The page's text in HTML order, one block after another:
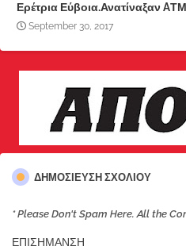
Ερέτρια Εύβοια.Ανατίναξαν
September 30, 2017
ΔΗΜΟΣΊΕΥΣΗ ΣΧΟΛΊΟΥ
* Please Don't Spam Here. All the
ΕΠΙΣΗΜΑΝΣΗ